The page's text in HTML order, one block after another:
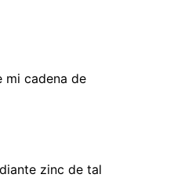
mi cadena de
zinc de tal